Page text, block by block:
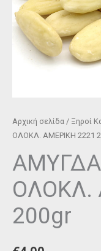
Αρχική σελίδα / Ξηροί
ΟΛΟΚΛ. ΑΜΕΡΙΚΗ 2221
ΟΛΟΚΛ.
200gr